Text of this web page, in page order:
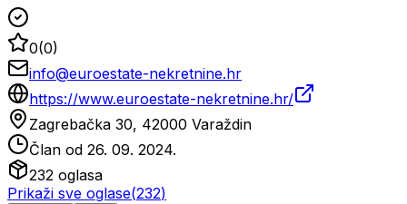
0(0)
info@euroestate-nekretnine.hr
https://www.euroestate-nekretnine.hr/
Zagrebačka 30, 42000 Varaždin
Član od 26. 09. 2024.
232 oglasa
Prikaži sve oglase(232)